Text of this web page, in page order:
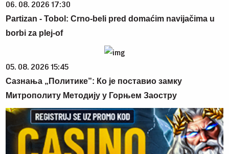
06. 08. 2026 17:30
Partizan - Tobol: Crno-beli pred domaćim navijačima u
borbi za plej-of
05. 08. 2026 15:45
Сазнања „Политике”: Ко је поставио замку
Митрополиту Методију у Горњем Заостру